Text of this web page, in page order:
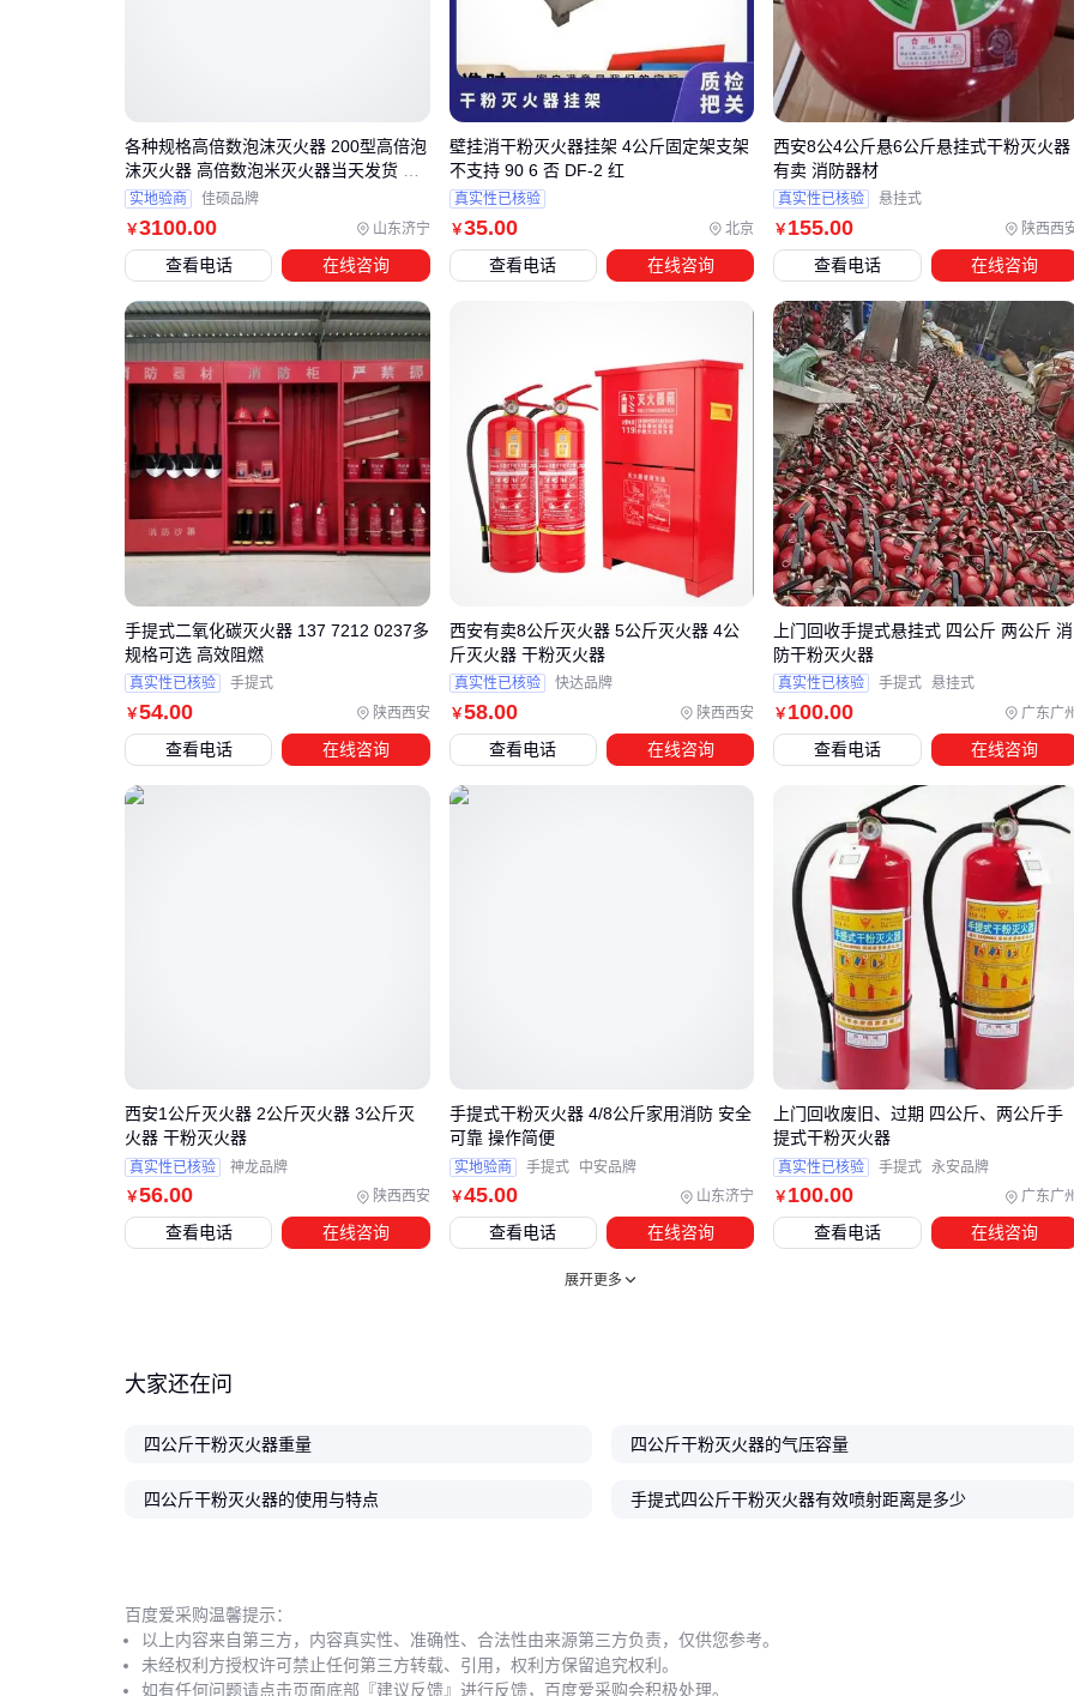
手提式依赖人员即时操作，但可灵活调整喷射角度
悬挂式自动感应启动，能覆盖更大保护半径但位置固定
对于需要兼顾机动性和固定防护的场所，建议采用组合配置。
例如在机房通道放置手提式灭火器，同时在设备上方安装悬挂
式装置。这种方案既能应对初期火情，也可在无人值守时提供
特殊场景需要特别注意形态选择：油库等易爆环境优先选用防
厨房BC干粉灭火器
等专用型号形成防护网
产品形态的差异本质上是对使用场景的预判。明确日常动线和
高危区域后，四公斤干粉灭火器的选型就会从单纯的参数对
比，转变为系统化的消防布局思考。这自然引出了配套设备对
整体效能的增强作用。
四、灭火器支架和充装设备：哪些配套真正必要？
采购四公斤干粉灭火器后，许多用户会发现仅靠主机无法发挥
最佳效能。支架类配件直接影响设备取用速度，而充装设备则
关系到后续维护成本。需要区分必须项和可选项：
确保设备稳固且符合消防规范
移动场景（车辆、临时工地）建议选用车载灭火器固定架
，防止运输颠簸导致瓶体损伤
充装泵属于长期使用配套，适合拥有多台灭火器的单位自主
维护，但需评估使用频率与专业操作要求
的选择需匹配干粉特性，普通活塞泵可能因粉
体颗粒导致密封件磨损。专业型号会强化缸体耐磨设计，并配
备干粉专用过滤装置。对于年充装量低于10次的用户，外包给
专业消防服务机构往往比自购设备更经济。
压力表校验器 等监测工具。定期检查灭火器
压力表
时，便携式气体压力校验器
能快速发现压力异常，
避免紧急时刻失效。这类小配件投入低但安全增益显著，建议
列为标准配套采购清单。
五、四公斤干粉灭火器的三个关键操作盲区
维护方面需建立双周期检查机制：
每月目视检查压力表指针是否在绿区、保险销是否完好
操作时的站位选择同样关键。应占据上风位置2-3米处开始喷
射，避免逆风操作导致干粉反吹。对于油类火灾，采用扇形扫
￥3100.00 山东济宁
各种规格高倍数泡沫灭火器 200型高倍泡
沫灭火器 高倍数泡米灭火器当天发货 佳
硕实地验商 佳硕品牌
查看电话 在线咨询
￥35.00 北京
壁挂消干粉灭火器挂架 4公斤固定架支架
不支持 90 6 否 DF-2 红
真实性已核验
查看电话 在线咨询
￥ 155.00 陕西西
西安8公4公斤悬6公斤悬挂式干粉灭火器
有卖 消防器材
真实性已核验 悬挂式
查看电话 在线咨询
￥54.00 陕西西安
手提式二氧化碳灭火器 137 7212 0237多
规格可选 高效阻燃
真实性已核验 手提式
查看电话 在线咨询
￥58.00 陕西西安
西安有卖8公斤灭火器 5公斤灭火器 4公
斤灭火器 干粉灭火器
真实性已核验 快达品牌
查看电话 在线咨询
￥100.00 广东广
上门回收手提式悬挂式 四公斤 两公斤 消
防干粉灭火器
真实性已核验 手提式 悬挂式
查看电话 在线咨询
￥56.00 陕西西安
西安1公斤灭火器 2公斤灭火器 3公斤灭
火器 干粉灭火器
真实性已核验 神龙品牌
查看电话 在线咨询
￥45.00 山东济宁
手提式干粉灭火器 4/8公斤家用消防 安全
可靠 操作简便
实地验商 手提式 中安品牌
查看电话 在线咨询
￥ 100.00 广东广
上门回收废旧、过期 四公斤、两公斤手
提式干粉灭火器
真实性已核验 手提式 永安品牌
查看电话 在线咨询
展开更多
大家还在问
四公斤干粉灭火器重量 四公斤干粉灭火器的气压容量
四公斤干粉灭火器的使用与特点 手提式四公斤干粉灭火器有效喷射距离是多少
百度爱采购温馨提示：
以上内容来自第三方，内容真实性、准确性、合法性由来源第三方负责，仅供您参考。
未经权利方授权许可禁止任何第三方转载、引用，权利方保留追究权利。
如有任何问题请点击页面底部『建议反馈』进行反馈，百度爱采购会积极处理。